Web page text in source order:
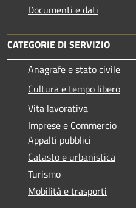
Documenti e dati
CATEGORIE DI SERVIZIO
Anagrafe e stato civile
Cultura e tempo libero
Vita lavorativa
Imprese e Commercio
Appalti pubblici
Catasto e urbanistica
Turismo
Mobilità e trasporti